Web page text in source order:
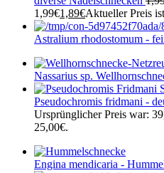
1,99€1,89€Aktueller Preis
Astralium rhodostomum -
Nassarius sp.
Pseudochromis fridmani -
Ursprünglicher Preis war:
25,00€.
Engina mendicaria -